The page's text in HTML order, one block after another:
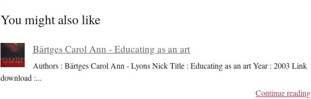
You might also like
Bärtges Carol Ann - Educating as an art
Authors : Bärtges Carol Ann - Lyons Nick Title : Educating as an art Year : 2003 Link
download :...
Continue reading